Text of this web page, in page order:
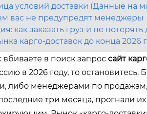
условий доставки (Данные на
вас не предупредят менеджеры
как заказать груз и не потерять
карго-доставок до конца 2026
в поиск запрос сайт
в 2026 году, то
либо менеджерами по
три месяца, прогнали